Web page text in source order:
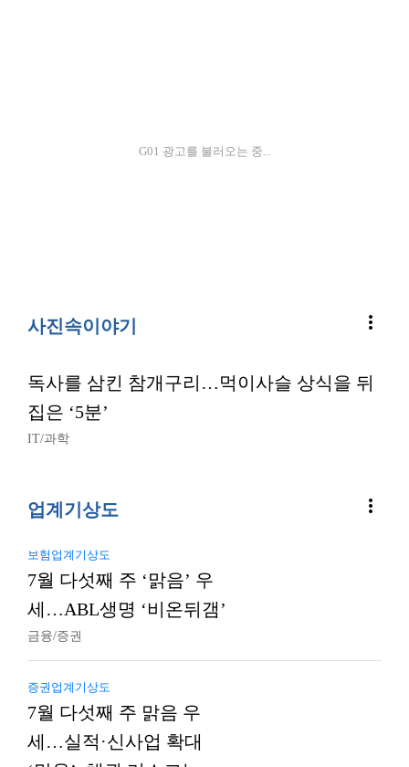
G01 광고를 불러오는 중...
사진속이야기 more_vert
독사를 삼킨 참개구리…먹이사슬 상식을 뒤
집은 ‘5분’
IT/과학
업계기상도 more_vert
보험업계기상도
7월 다섯째 주 ‘맑음’ 우
세…ABL생명 ‘비온뒤갬’
금융/증권
증권업계기상도
7월 다섯째 주 맑음 우
세…실적·신사업 확대